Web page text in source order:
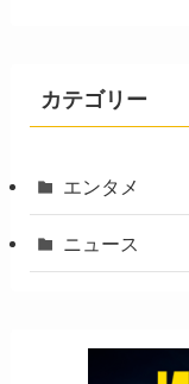
カテゴリー
エンタメ
ニュース